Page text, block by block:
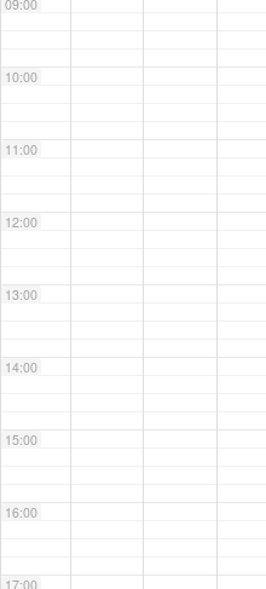
09:00
10:00
11:00
12:00
13:00
14:00
15:00
16:00
17:00